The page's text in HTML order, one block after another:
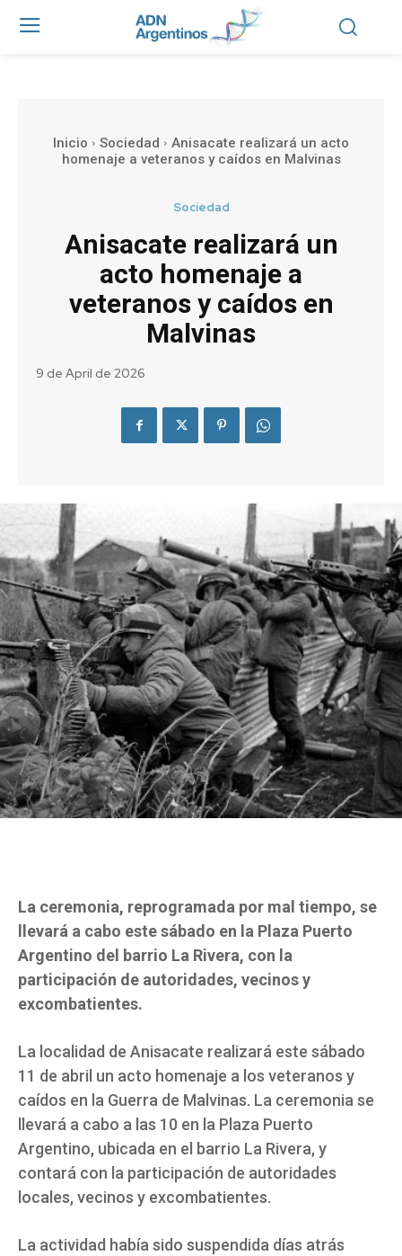
Inicio Sociedad
Anisacate realizará un acto
homenaje a veteranos y caídos en Malvinas
Sociedad
Anisacate realizará un
acto homenaje a
veteranos y caídos en
Malvinas
9 de April de 2026
La ceremonia, reprogramada por mal tiempo, se
llevará a cabo este sábado en la Plaza Puerto
Argentino del barrio La Rivera, con la
participación de autoridades, vecinos y
excombatientes.
La localidad de Anisacate realizará este sábado
11 de abril un acto homenaje a los veteranos y
caídos en la Guerra de Malvinas. La ceremonia se
llevará a cabo a las 10 en la Plaza Puerto
Argentino, ubicada en el barrio La Rivera, y
contará con la participación de autoridades
locales, vecinos y excombatientes.
La actividad había sido suspendida días atrás